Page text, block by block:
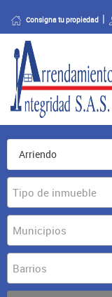
Consigna tu propiedad
Tipo de inmueble
Municipios
Barrios